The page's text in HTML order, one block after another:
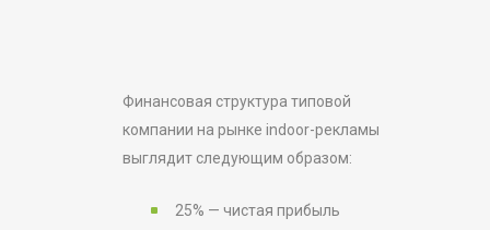
Финансовая структура типовой
компании на рынке indoor-рекламы
выглядит следующим образом:
25% — чистая прибыль